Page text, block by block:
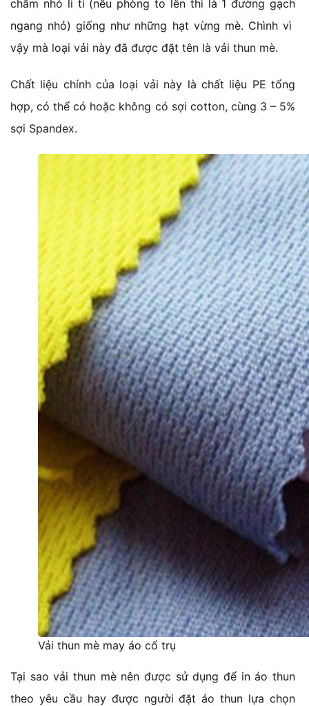
chấm nhỏ li ti (nếu phòng to lên thì là 1 đường gạch
ngang nhỏ) giống như những hạt vừng mè. Chình vì
vậy mà loại vải này đã được đặt tên là vải thun mè.
Chất liệu chính của loại vải này là chất liệu PE tổng
hợp, có thể có hoặc không có sợi cotton, cùng 3 – 5%
sợi Spandex.
Vải thun mè may áo cổ trụ
Tại sao vải thun mè nên được sử dụng để in áo thun
theo yêu cầu hay được người đặt áo thun lựa chọn